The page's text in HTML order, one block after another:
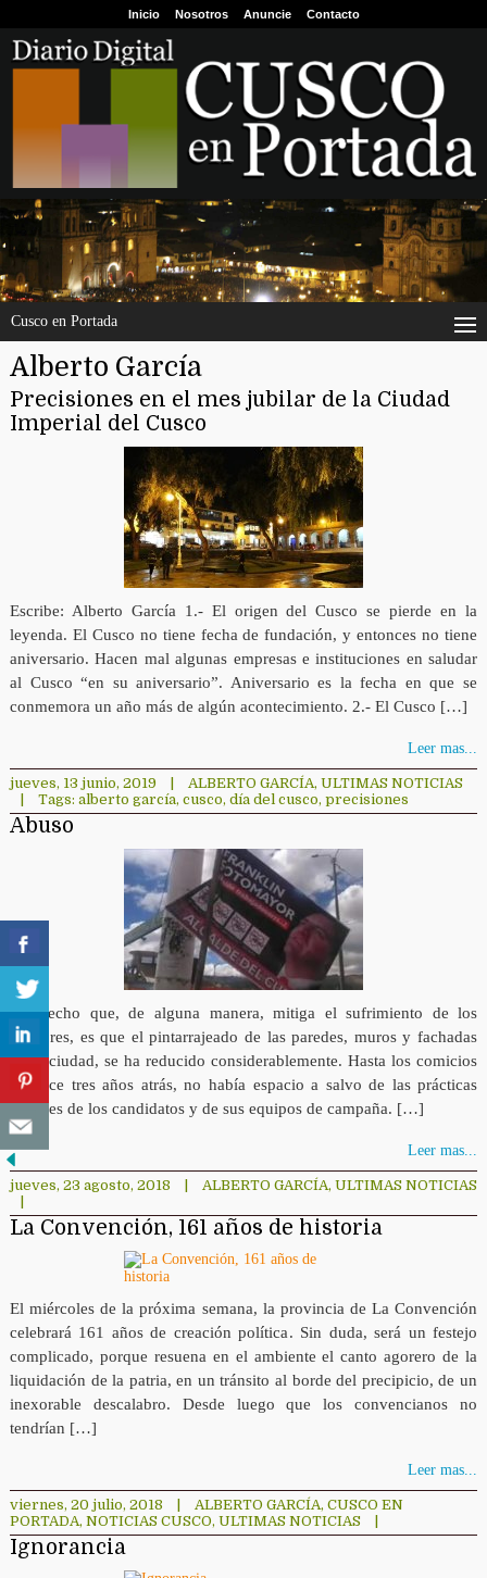
Inicio Nosotros Anuncie Contacto
Cusco en Portada
Alberto García
Precisiones en el mes jubilar de la Ciudad
Imperial del Cusco
Escribe: Alberto García 1.- El origen del Cusco se pierde en la
leyenda. El Cusco no tiene fecha de fundación, y entonces no tiene
aniversario. Hacen mal algunas empresas e instituciones en saludar
al Cusco “en su aniversario”. Aniversario es la fecha en que se
conmemora un año más de algún acontecimiento. 2.- El Cusco […]
Leer mas...
jueves, 13 junio, 2019 ALBERTO GARCÍA, ULTIMAS NOTICIAS
Tags: alberto garcía, cusco, día del cusco, precisiones
Abuso
Un hecho que, de alguna manera, mitiga el sufrimiento de los
electores, es que el pintarrajeado de las paredes, muros y fachadas
de la ciudad, se ha reducido considerablemente. Hasta los comicios
de hace tres años atrás, no había espacio a salvo de las prácticas
salvajes de los candidatos y de sus equipos de campaña. […]
Leer mas...
jueves, 23 agosto, 2018 ALBERTO GARCÍA, ULTIMAS NOTICIAS
La Convención, 161 años de historia
El miércoles de la próxima semana, la provincia de La Convención
celebrará 161 años de creación política. Sin duda, será un festejo
complicado, porque resuena en el ambiente el canto agorero de la
liquidación de la patria, en un tránsito al borde del precipicio, de un
inexorable descalabro. Desde luego que los convencianos no
tendrían […]
Leer mas...
viernes, 20 julio, 2018 ALBERTO GARCÍA, CUSCO EN
PORTADA, NOTICIAS CUSCO, ULTIMAS NOTICIAS
Ignorancia